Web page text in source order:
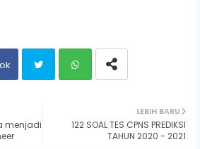
ter ats
LEBIH BARU
122 SOAL TES CPNS PREDIKSI
TAHUN 2020 - 2021
menjadi